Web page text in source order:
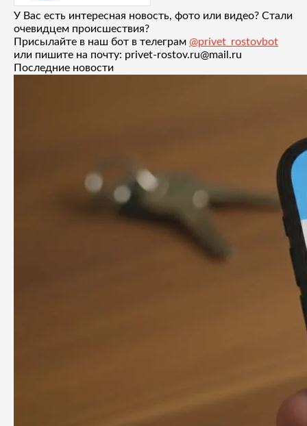
У Вас есть интересная новость, фото или видео? Стали
очевидцем происшествия?
Присылайте в наш бот в телеграм @privet_rostovbot
или пишите на почту: privet-rostov.ru@mail.ru
Последние новости